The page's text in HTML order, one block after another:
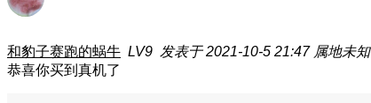
和豹子赛跑的蜗牛 LV9 发表于 2021-10-5 21:47 属地未知
恭喜你买到真机了